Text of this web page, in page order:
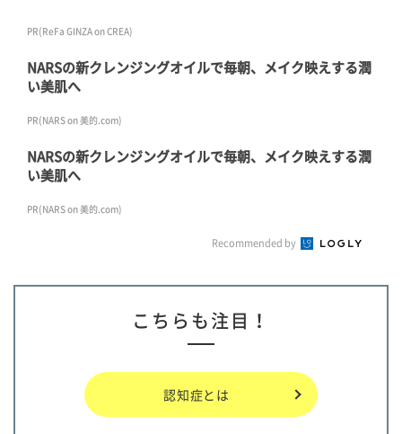
PR(ReFa GINZA on CREA)
NARSの新クレンジングオイルで毎朝、メイク映えする潤
い美肌へ
PR(NARS on 美的.com)
NARSの新クレンジングオイルで毎朝、メイク映えする潤
い美肌へ
PR(NARS on 美的.com)
Recommended by
こちらも注目！
認知症とは